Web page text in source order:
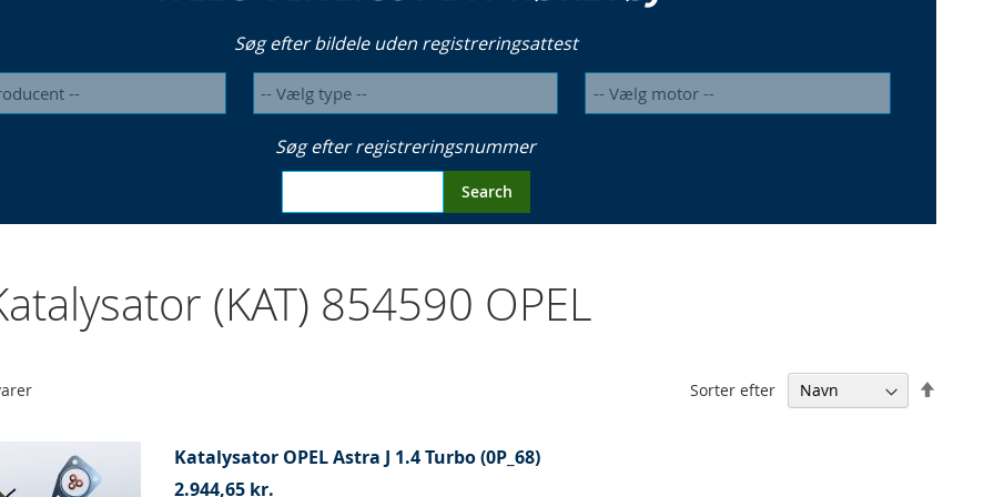
Søg efter bildele uden registreringsattest
Søg efter registreringsnummer
Search
(KAT) 854590 OPEL
Sorter efter
Katalysator OPEL Astra J 1.4 Turbo (0P_68)
2.944,65 kr.